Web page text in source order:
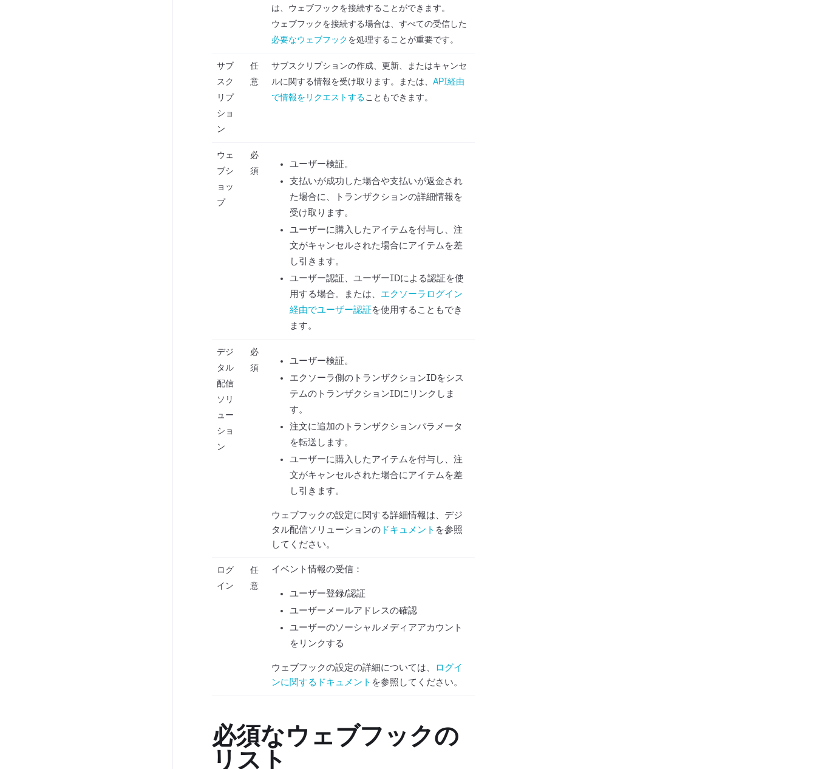
は、ウェブフックを接続することができます。
ウェブフックを接続する場合は、すべての受信した
必要なウェブフック を処理することが重要です。
サブ
スク
リプ
ショ
ン
任
意
サブスクリプションの作成、更新、またはキャンセ
ルに関する情報を受け取ります。または、 API経由
で情報をリクエストすることもできます。
ウェ
ブシ
ョッ
プ
必
須
ユーザー検証。
支払いが成功した場合や支払いが返金され
た場合に、トランザクションの詳細情報を
受け取ります。
ユーザーに購入したアイテムを付与し、注
文がキャンセルされた場合にアイテムを差
し引きます。
ユーザー認証、ユーザーIDによる認証を使
用する場合。または、 エクソーラログイン
経由でユーザー認証 を使用することもでき
ます。
デジ
タル
配信
ソリ
ュー
ショ
ン
必
須
ユーザー検証。
エクソーラ側のトランザクションIDをシス
テムのトランザクションIDにリンクしま
す。
注文に追加のトランザクションパラメータ
を転送します。
ユーザーに購入したアイテムを付与し、注
文がキャンセルされた場合にアイテムを差
し引きます。
ウェブフックの設定に関する詳細情報は、デジ
タル配信ソリューションの ドキュメント を参照
してください。
ログ
イン
任
意
イベント情報の受信：
ユーザー登録/認証
ユーザーメールアドレスの確認
ユーザーのソーシャルメディアアカウント
をリンクする
ウェブフックの設定の詳細については、
ログイ
ンに関するドキュメント を参照してください。
必須なウェブフックの
リスト